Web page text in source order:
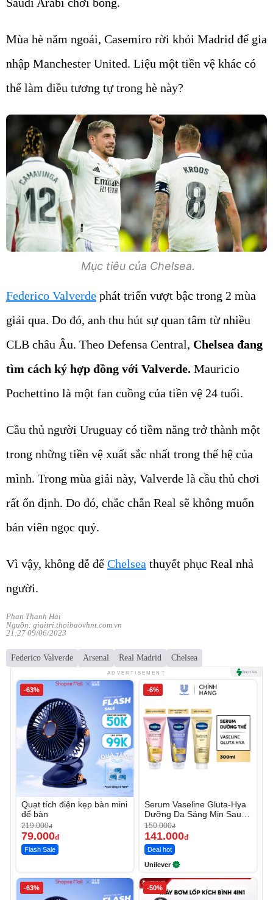
Mùa hè năm ngoái, Casemiro rời khỏi Madrid để gia
nhập Manchester United. Liệu một tiền vệ khác có
thể làm điều tương tự trong hè này?
Mục tiêu của Chelsea.
Federico Valverde phát triển vượt bậc trong 2 mùa
giải qua. Do đó, anh thu hút sự quan tâm từ nhiều
CLB châu Âu. Theo Defensa Central, Chelsea đang
tìm cách ký hợp đồng với Valverde. Mauricio
Pochettino là một fan cuồng của tiền vệ 24 tuổi.
Cầu thủ người Uruguay có tiềm năng trở thành một
trong những tiền vệ xuất sắc nhất trong thế hệ của
mình. Trong mùa giải này, Valverde là cầu thủ chơi
rất ổn định. Do đó, chắc chắn Real sẽ không muốn
bán viên ngọc quý.
Vì vậy, không dễ để Chelsea thuyết phục Real nhả
người.
Phan Thanh Hải
Nguồn: giaitri.thoibaovhnt.com.vn
21:27 09/06/2023
Federico Valverde Arsenal Real Madrid Chelsea
ADVERTISEMENT
-63%
Quạt tích điện kẹp bàn mini
để bàn
219.000đ
79.000đ
Flash Sale
-6%
Serum Vaseline Gluta-Hya
Dưỡng Da Sáng Mịn Sau 7
Ngày
150.000đ
141.000đ
Deal hot
Unilever
-63% -50%